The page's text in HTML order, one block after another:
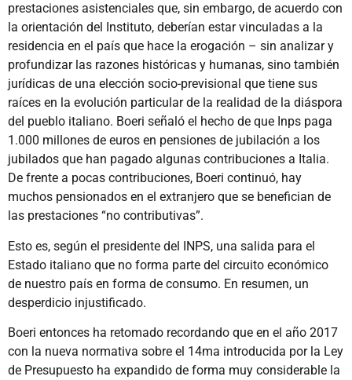
prestaciones asistenciales que, sin embargo, de acuerdo con
la orientación del Instituto, deberían estar vinculadas a la
residencia en el país que hace la erogación – sin analizar y
profundizar las razones históricas y humanas, sino también
jurídicas de una elección socio-previsional que tiene sus
raíces en la evolución particular de la realidad de la diáspora
del pueblo italiano. Boeri señaló el hecho de que Inps paga
1.000 millones de euros en pensiones de jubilación a los
jubilados que han pagado algunas contribuciones a Italia.
De frente a pocas contribuciones, Boeri continuó, hay
muchos pensionados en el extranjero que se benefician de
las prestaciones “no contributivas”.
Esto es, según el presidente del INPS, una salida para el
Estado italiano que no forma parte del circuito económico
de nuestro país en forma de consumo. En resumen, un
desperdicio injustificado.
Boeri entonces ha retomado recordando que en el año 2017
con la nueva normativa sobre el 14ma introducida por la Ley
de Presupuesto ha expandido de forma muy considerable la